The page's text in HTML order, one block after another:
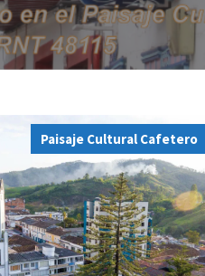
Paisaje Cultural Cafetero